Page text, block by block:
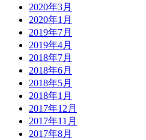
2020年3月
2020年1月
2019年7月
2019年4月
2018年7月
2018年6月
2018年5月
2018年1月
2017年12月
2017年11月
2017年8月